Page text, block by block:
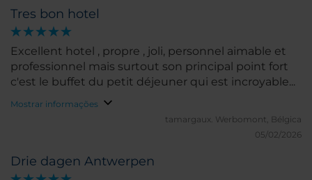
Tres bon hotel
Excellent hotel , propre , joli, personnel aimable et
professionnel mais surtout son principal point fort
c'est le buffet du petit déjeuner qui est incroyable...
Mostrar informações
tamargaux. Werbomont, Bélgica
05/02/2026
Drie dagen Antwerpen